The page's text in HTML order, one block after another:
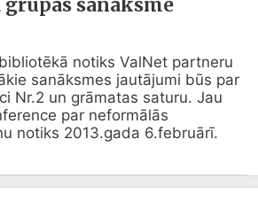
grupas sanāksme
notiks ValNet partneru
sanāksmes jautājumi būs par
Nr.2 un grāmatas saturu. Jau
par neformālās
notiks 2013.gada 6.februārī.